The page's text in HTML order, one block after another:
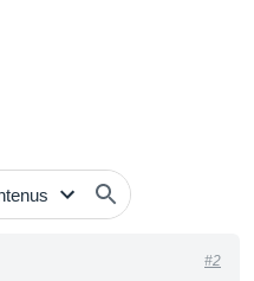
#2